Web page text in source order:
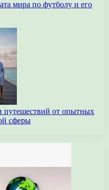
мира по футболу и его
путешествий от опытных
сферы